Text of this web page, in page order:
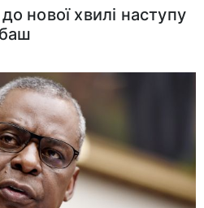
нової хвилі наступу